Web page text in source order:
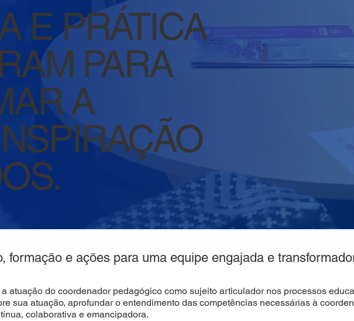
formação e ações para uma equipe engajada e
atuação do coordenador pedagógico como sujeito articulador nos processos
sua atuação, aprofundar o entendimento das competências necessárias à
colaborativa e emancipadora.
E PRÁTICA
PARA
A